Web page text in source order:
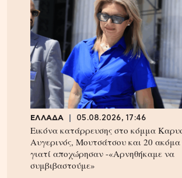
ΕΛΛΑΔΑ 05.08.2026, 17:46
Εικόνα κατάρρευσης στο κόμμα
Αυγερινός, Μουτσάτσου και 20 ακόμα
γιατί αποχώρησαν -«Αρνηθήκαμε να
συμβιβαστούμε»